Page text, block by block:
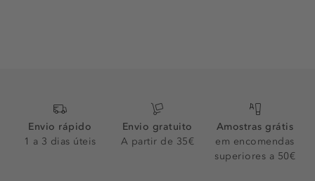
Envio rápido
1 a 3 dias úteis
Envio gratuito
A partir de 35€
Amostras grátis
em encomendas
superiores a 50€